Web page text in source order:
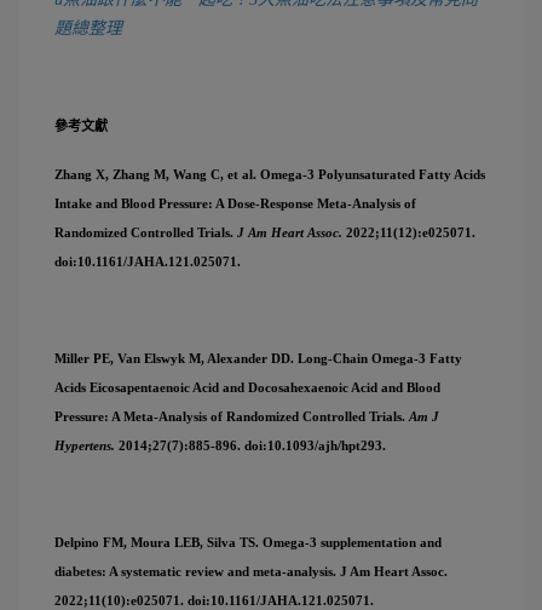
題總整理
參考文獻
Zhang X, Zhang M, Wang C, et al. Omega-3 Polyunsaturated Fatty Acids
Intake and Blood Pressure: A Dose-Response Meta-Analysis of
Randomized Controlled Trials. J Am Heart Assoc. 2022;11(12):e025071.
doi:10.1161/JAHA.121.025071.
Miller PE, Van Elswyk M, Alexander DD. Long-Chain Omega-3 Fatty
Acids Eicosapentaenoic Acid and Docosahexaenoic Acid and Blood
Pressure: A Meta-Analysis of Randomized Controlled Trials. Am J
Hypertens. 2014;27(7):885-896. doi:10.1093/ajh/hpt293.
Delpino FM, Moura LEB, Silva TS. Omega-3 supplementation and
diabetes: A systematic review and meta-analysis. J Am Heart Assoc.
2022;11(10):e025071. doi:10.1161/JAHA.121.025071.